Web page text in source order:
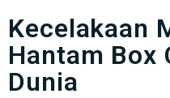
Kecelakaan
Hantam Box
Dunia